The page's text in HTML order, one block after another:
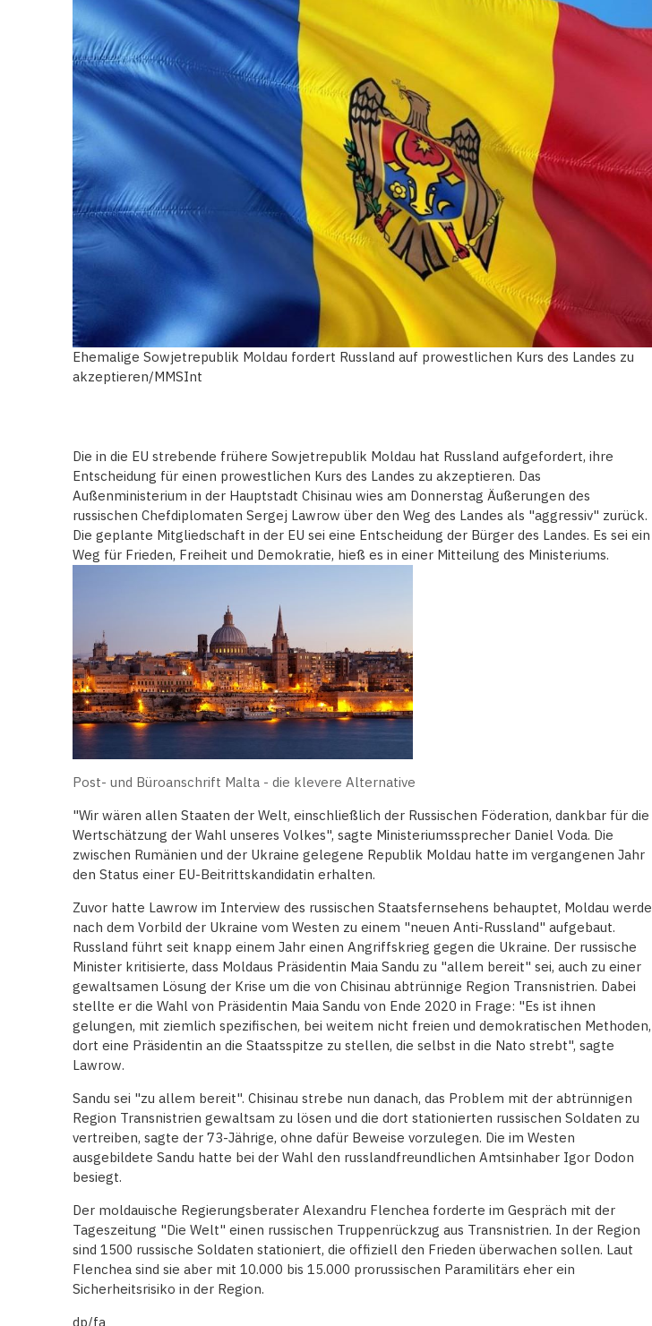
Ehemalige Sowjetrepublik Moldau fordert Russland auf prowestlichen Kurs des Landes zu
akzeptieren/MMSInt
Die in die EU strebende frühere Sowjetrepublik Moldau hat Russland aufgefordert, ihre
Entscheidung für einen prowestlichen Kurs des Landes zu akzeptieren. Das
Außenministerium in der Hauptstadt Chisinau wies am Donnerstag Äußerungen des
russischen Chefdiplomaten Sergej Lawrow über den Weg des Landes als "aggressiv" zurück.
Die geplante Mitgliedschaft in der EU sei eine Entscheidung der Bürger des Landes. Es sei ein
Weg für Frieden, Freiheit und Demokratie, hieß es in einer Mitteilung des Ministeriums.
Post- und Büroanschrift Malta - die klevere Alternative
"Wir wären allen Staaten der Welt, einschließlich der Russischen Föderation, dankbar für die
Wertschätzung der Wahl unseres Volkes", sagte Ministeriumssprecher Daniel Voda. Die
zwischen Rumänien und der Ukraine gelegene Republik Moldau hatte im vergangenen Jahr
den Status einer EU-Beitrittskandidatin erhalten.
Zuvor hatte Lawrow im Interview des russischen Staatsfernsehens behauptet, Moldau werde
nach dem Vorbild der Ukraine vom Westen zu einem "neuen Anti-Russland" aufgebaut.
Russland führt seit knapp einem Jahr einen Angriffskrieg gegen die Ukraine. Der russische
Minister kritisierte, dass Moldaus Präsidentin Maia Sandu zu "allem bereit" sei, auch zu einer
gewaltsamen Lösung der Krise um die von Chisinau abtrünnige Region Transnistrien. Dabei
stellte er die Wahl von Präsidentin Maia Sandu von Ende 2020 in Frage: "Es ist ihnen
gelungen, mit ziemlich spezifischen, bei weitem nicht freien und demokratischen Methoden,
dort eine Präsidentin an die Staatsspitze zu stellen, die selbst in die Nato strebt", sagte
Lawrow.
Sandu sei "zu allem bereit". Chisinau strebe nun danach, das Problem mit der abtrünnigen
Region Transnistrien gewaltsam zu lösen und die dort stationierten russischen Soldaten zu
vertreiben, sagte der 73-Jährige, ohne dafür Beweise vorzulegen. Die im Westen
ausgebildete Sandu hatte bei der Wahl den russlandfreundlichen Amtsinhaber Igor Dodon
besiegt.
Der moldauische Regierungsberater Alexandru Flenchea forderte im Gespräch mit der
Tageszeitung "Die Welt" einen russischen Truppenrückzug aus Transnistrien. In der Region
sind 1500 russische Soldaten stationiert, die offiziell den Frieden überwachen sollen. Laut
Flenchea sind sie aber mit 10.000 bis 15.000 prorussischen Paramilitärs eher ein
Sicherheitsrisiko in der Region.
dp/fa